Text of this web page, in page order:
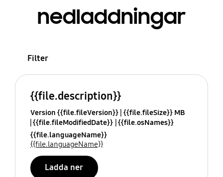
nedladdningar
Filter
{{file.description}}
Version {{file.fileVersion}} {{file.fileSize}} MB
{{file.fileModifiedDate}} {{file.osNames}}
{{file.languageName}}
{{file.languageName}}
Ladda ner